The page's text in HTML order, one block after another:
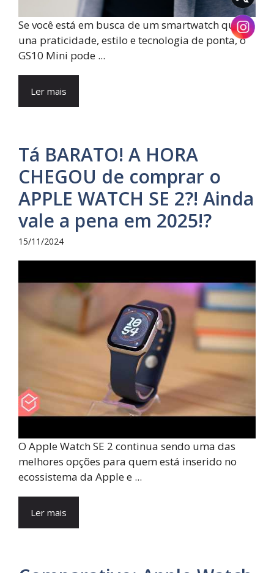
Se você está em busca de um smartwatch que
una praticidade, estilo e tecnologia de ponta, o
GS10 Mini pode ...
Ler mais
Tá BARATO! A HORA
CHEGOU de comprar o
APPLE WATCH SE 2?! Ainda
vale a pena em 2025!?
15/11/2024
O Apple Watch SE 2 continua sendo uma das
melhores opções para quem está inserido no
ecossistema da Apple e ...
Ler mais